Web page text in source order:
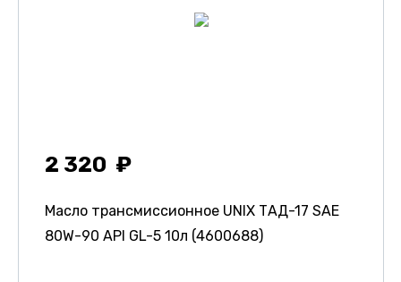
2 320
Масло трансмиссионное UNIX ТАД-17 SAE
80W-90 API GL-5 10л (4600688)